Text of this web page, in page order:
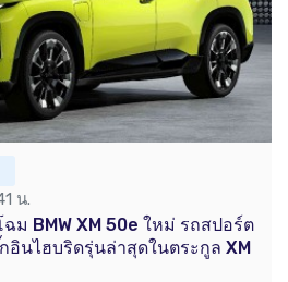
น.
ฉม BMW XM 50e ใหม่ รถสปอร์ต
อินไฮบริดรุ่นล่าสุดในตระกูล XM